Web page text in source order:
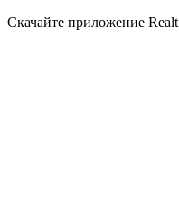
Скачайте приложение Realt